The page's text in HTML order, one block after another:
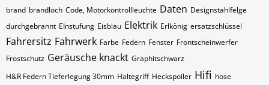
brand brandloch Code, Motorkontrollleuchte Daten Designstahlfelge
durchgebrannt EInstufung Eisblau Elektrik Erlkönig ersatzschlüssel
Fahrersitz Fahrwerk Farbe Federn Fenster Frontscheinwerfer
Frostschutz Geräusche knackt Graphitschwarz
H&R Federn Tieferlegung 30mm Haltegriff Heckspoiler Hifi hose